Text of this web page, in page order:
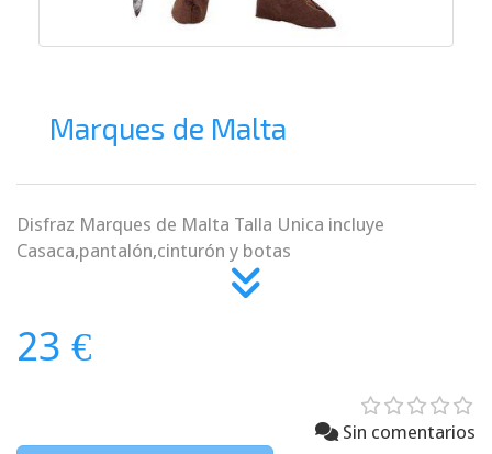
Marques de Malta
Disfraz Marques de Malta Talla Unica incluye
Casaca,pantalón,cinturón y botas
23 €
Sin comentarios